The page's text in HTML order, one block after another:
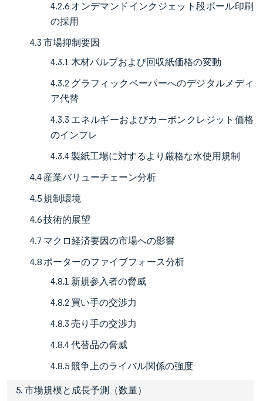
4.2.6 オンデマンドインクジェット段ボール印刷
の採用
4.3 市場抑制要因
4.3.1 木材パルプおよび回収紙価格の変動
4.3.2 グラフィックペーパーへのデジタルメディ
ア代替
4.3.3 エネルギーおよびカーボンクレジット価格
のインフレ
4.3.4 製紙工場に対するより厳格な水使用規制
4.4 産業バリューチェーン分析
4.5 規制環境
4.6 技術的展望
4.7 マクロ経済要因の市場への影響
4.8 ポーターのファイブフォース分析
4.8.1 新規参入者の脅威
4.8.2 買い手の交渉力
4.8.3 売り手の交渉力
4.8.4 代替品の脅威
4.8.5 競争上のライバル関係の強度
5. 市場規模と成長予測（数量）